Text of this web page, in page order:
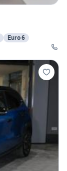
Euro 6